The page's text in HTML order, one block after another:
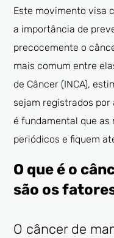
Este movimento visa
a importância de
precocemente o
mais comum entre
de Câncer (INCA),
sejam registrados por
é fundamental que as
periódicos e fiquem
O que é o
são os
O câncer de